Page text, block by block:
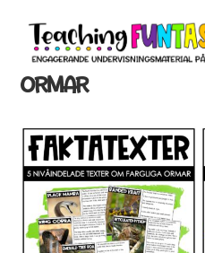
Hoppa
till
navigering
Gå
till
innehåll
INFO
MITT KONTO
GRATISMATERIAL
BUTIK
ORMAR